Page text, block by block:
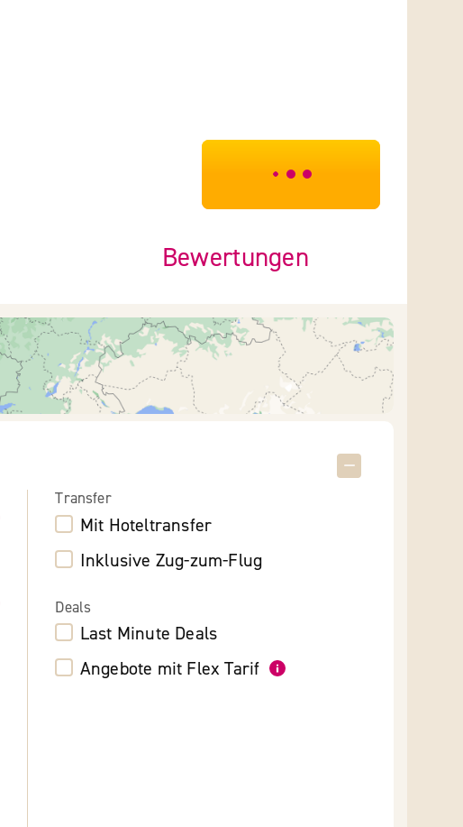
***************
Bewertungen
Transfer
Mit Hoteltransfer
Inklusive Zug-zum-Flug
Deals
Last Minute Deals
Angebote mit Flex Tarif